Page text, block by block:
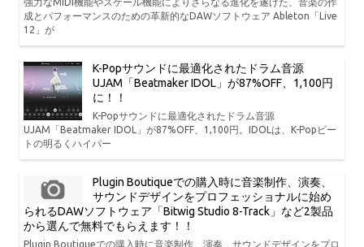
成とパフォーマンスのための革新的なDAWソフトウェア Ableton「Live
12」が
K-Popサウンドに最適化されたドラム音源
UJAM「Beatmaker IDOL」が87%OFF、1,100円
に！！
K-Popサウンドに最適化されたドラム音源
UJAM「Beatmaker IDOL」が87%OFF、1,100円。IDOLは、K-Popビー
トの明るくハイパー
Plugin Boutiqueでの購入時に音楽制作、演奏、
サウンドデザインをプロフェッショナルに始め
られるDAWソフトウェア「Bitwig Studio 8-Track」など2製品
から選んで無料でもらえます！！
Plugin Boutiqueでの購入時に音楽制作、演奏、サウンドデザインをプロ